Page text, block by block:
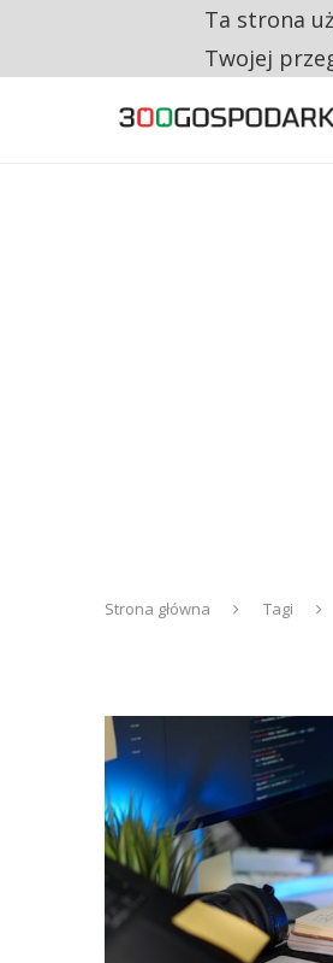
TRZECH NA
RESTRYKCJE
Strona główna Tagi
Ta strona
Twojej